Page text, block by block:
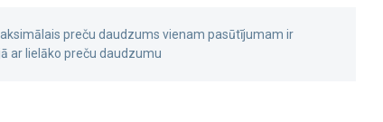
preču daudzums vienam pasūtījumam ir
ar lielāko preču daudzumu